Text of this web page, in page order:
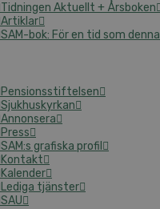
Tidningen Aktuellt + Årsboken
Artiklar
SAM-bok: För en tid som denna
Pensionsstiftelsen
Sjukhuskyrkan
Annonsera
Press
SAM:s grafiska profil
Kontakt
Kalender
Lediga tjänster
SAU